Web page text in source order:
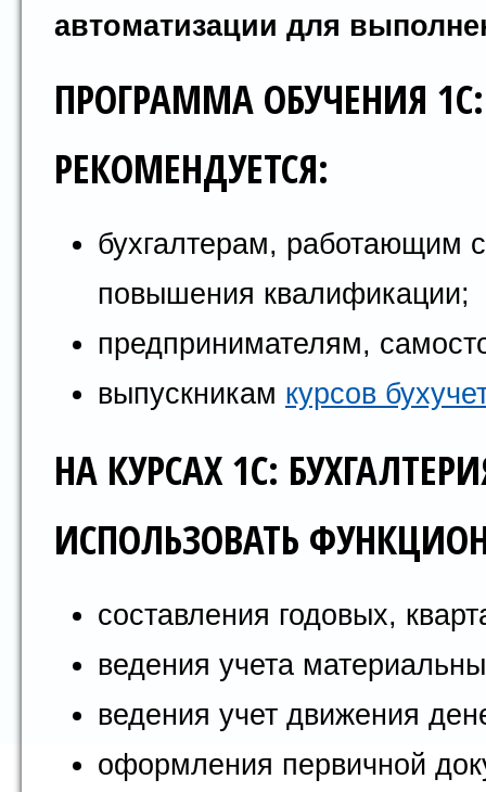
автоматизации для
ПРОГРАММА ОБУЧЕНИЯ
РЕКОМЕНДУЕТСЯ:
бухгалтерам, работающим
повышения квалификации;
предпринимателям,
выпускникам курсов
НА КУРСАХ 1С:
ИСПОЛЬЗОВАТЬ
составления годовых,
ведения учета
ведения учет движения
оформления первичной